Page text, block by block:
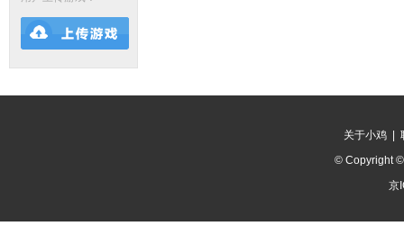
关于小鸡 |
© Copyright
京